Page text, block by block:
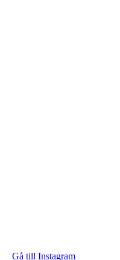
Gå till Instagram